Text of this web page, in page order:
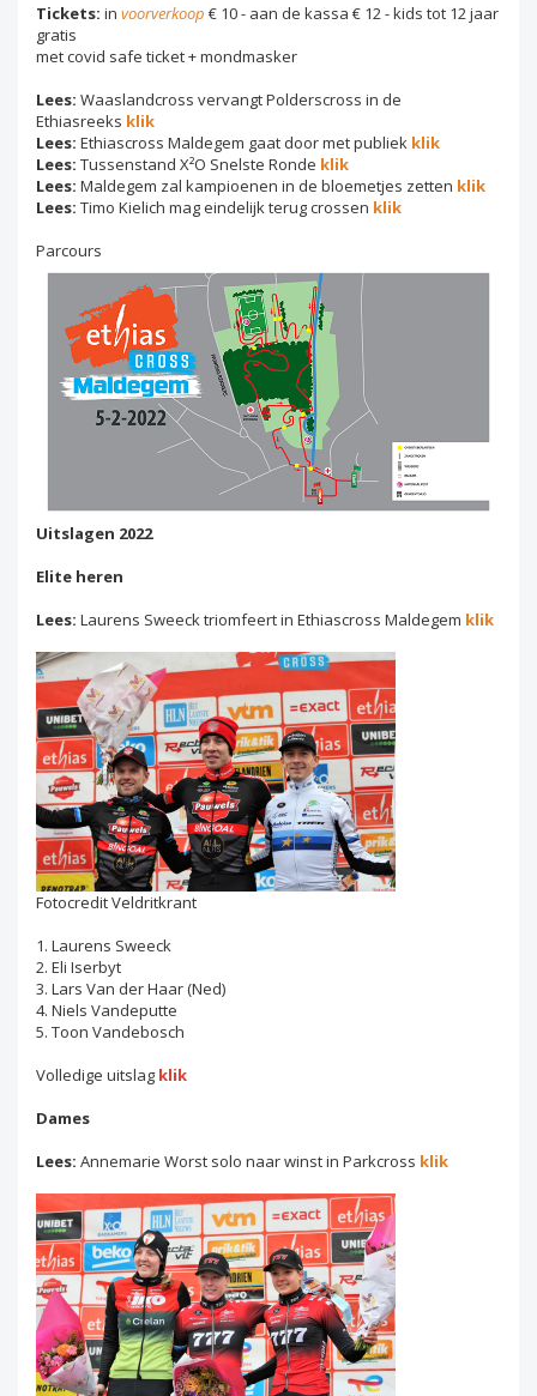
Tickets: in voorverkoop € 10 - aan de kassa € 12 - kids tot 12 jaar
gratis
met covid safe ticket + mondmasker
Lees: Waaslandcross vervangt Polderscross in de
Ethiasreeks klik
Lees: Ethiascross Maldegem gaat door met publiek klik
Lees: Tussenstand X²O Snelste Ronde klik
Lees: Maldegem zal kampioenen in de bloemetjes zetten klik
Lees: Timo Kielich mag eindelijk terug crossen klik
Parcours
Uitslagen 2022
Elite heren
Lees: Laurens Sweeck triomfeert in Ethiascross Maldegem klik
Fotocredit Veldritkrant
1. Laurens Sweeck
2. Eli Iserbyt
3. Lars Van der Haar (Ned)
4. Niels Vandeputte
5. Toon Vandebosch
Volledige uitslag klik
Dames
Lees: Annemarie Worst solo naar winst in Parkcross klik